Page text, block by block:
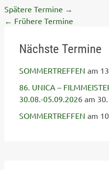
Spätere Termine →
← Frühere Termine
Nächste Termine
SOMMERTREFFEN am
86. UNICA –
30.08.-05.09.2026am
SOMMERTREFFEN am